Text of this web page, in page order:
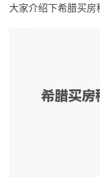
大家介绍下希腊买